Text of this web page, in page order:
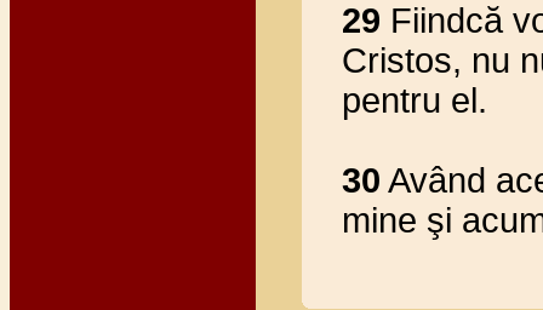
29 Fiindcă
Cristos, nu
pentru el.
30 Având
mine şi